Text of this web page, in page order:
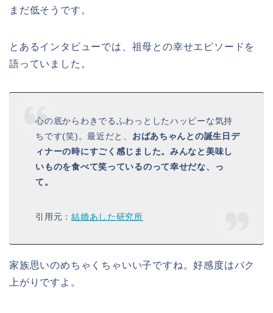
まだ低そうです。
とあるインタビューでは、祖母との幸せエピソードを
語っていました。
心の底からわきでるふわっとしたハッピーな気持
ちです(笑)。最近だと、 おばあちゃんとの誕生日デ
ィナーの時にすごく感じました。みんなと美味し
いものを食べて笑っているのって幸せだな、っ
て。
引用元：結婚あした研究所
家族思いのめちゃくちゃいい子ですね。好感度はバク
上がりですよ。